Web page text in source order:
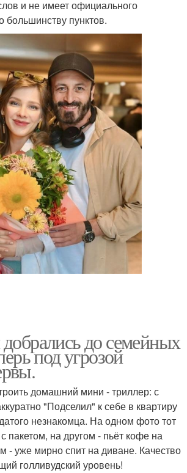
и не имеет официального
большинству пунктов.
до семейных
под угрозой
домашний мини - триллер: с
"Подселил" к себе в квартиру
незнакомца. На одном фото тот
пакетом, на другом - пьёт кофе на
- уже мирно спит на диване. Качество
голливудский уровень!